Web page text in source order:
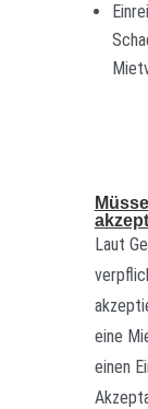
Laut
eine
einen